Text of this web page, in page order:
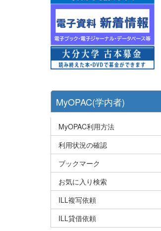
MyOPAC(学内者)
MyOPAC利用方法
利用状況の確認
ブックマーク
お気に入り検索
ILL複写依頼
ILL貸借依頼